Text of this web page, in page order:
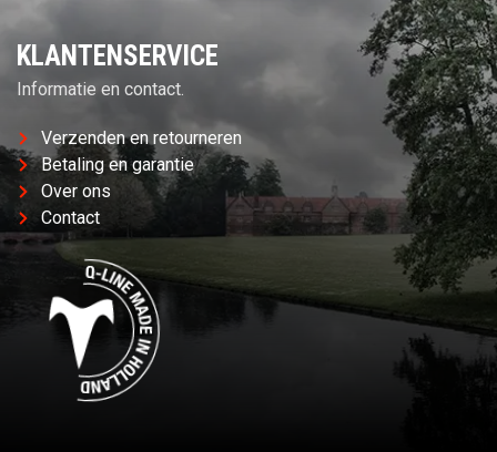
KLANTENSERVICE
Informatie en contact.
Verzenden en retourneren
Betaling en garantie
Over ons
Contact